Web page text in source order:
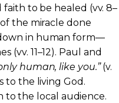
to be healed (vv. 8–
the miracle done
in human form—
(vv. 11–12). Paul and
human, like you.”(v.
to the living God.
to the local audience.